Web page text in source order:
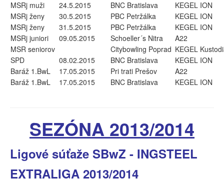
MSRj muži 24.5.2015 BNC Bratislava
KEGEL ION
MSRj ženy
30.5.2015 PBC Petržálka
KEGEL ION
MSRj ženy
31.5.2015 PBC Petržálka
KEGEL ION
MSRj juniori
09.05.2015 Schoeller´s Nitra
A22
MSR seniorov
Citybowling Poprad KEGEL
SPD
08.02.2015 BNC Bratislava
KEGEL ION
Baráž 1.BwL
17.05.2015 Pri trati Prešov
A22
Baráž 1.BwL
17.05.2015 BNC Bratislava KEGEL ION
SEZÓNA 2013/2014
Ligové súťaže SBwZ - INGSTEEL
EXTRALIGA 2013/2014